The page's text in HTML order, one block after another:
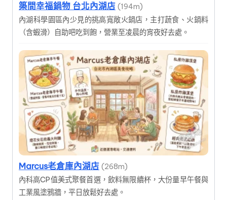
築間幸福鍋物 台北內湖店 (194m)
內湖科學園區內少見的挑高寬敞火鍋店，主打蔬食、火鍋料
（含蝦滑）自助吧吃到飽，營業至凌晨的宵夜好去處。
Marcus老倉庫內湖店 (268m)
內科高CP值美式聚餐首選，飲料無限續杯，大份量早午餐與
工業風塗鴉牆，平日放鬆好去處。